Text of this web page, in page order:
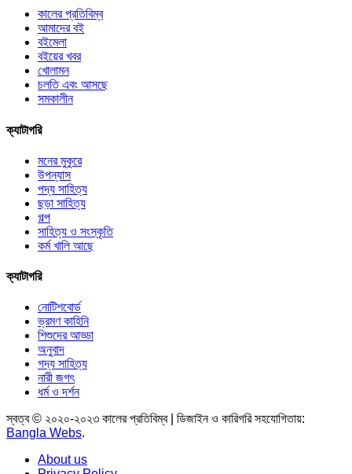
কালের প্রতিবিম্ব
আমাদের বই
বইমেলা
বইয়ের খবর
খোলামন
চলতি এবং আসছে
সমকালীন
ক্যাটাগরি
মনের মুকুরে
উপন্যাস
পদ্য সাহিত্য
ছড়া সাহিত্য
গল্প
সাহিত্য ও সংস্কৃতি
কর্ম খালি আছে
ক্যাটাগরি
নোটিশবোর্ড
ভ্রমণ কাহিনি
শিশুদের আড্ডা
অনুবাদ
গদ্য সাহিত্য
নারী জগৎ
ধর্ম ও দর্শন
স্বত্ব © ২০২০-২০২৩ কালের প্রতিবিম্ব | ডিজাইন ও কারিগরি সহযোগিতায়:
Bangla Webs.
About us